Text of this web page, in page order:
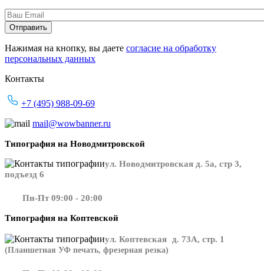
Нажимая на кнопку, вы даете согласие на обработку
персональных данных
Контакты
+7 (495) 988-09-69
mail@wowbanner.ru
Типография на Новодмитровской
ул. Новодмитровская д. 5а, стр 3,
подъезд 6
Пн-Пт 09:00 - 20:00
Типография на Коптевской
ул. Коптевская д. 73А, стр. 1
(Планшетная УФ печать, фрезерная резка)